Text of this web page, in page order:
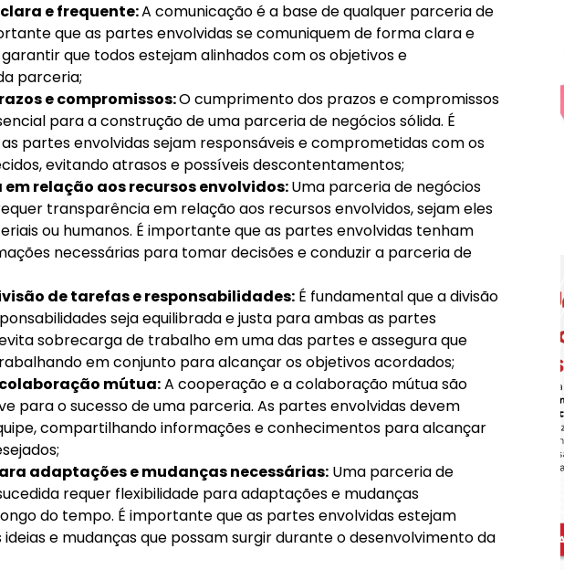
e frequente:A comunicação é a base de qualquer parceria de
que as partes envolvidas se comuniquem de forma clara e
que todos estejam alinhados com os objetivos e
parceria;
e compromissos:O cumprimento dos prazos e compromissos
para a construção de uma parceria de negócios sólida. É
partes envolvidas sejam responsáveis e comprometidas com os
evitando atrasos e possíveis descontentamentos;
relação aos recursos envolvidos:Uma parceria de negócios
transparência em relação aos recursos envolvidos, sejam eles
ou humanos. É importante que as partes envolvidas tenham
necessárias para tomar decisões e conduzir a parceria de
de tarefas e responsabilidades: É fundamental que a divisão
seja equilibrada e justa para ambas as partes
sobrecarga de trabalho em uma das partes e assegura que
em conjunto para alcançar os objetivos acordados;
mútua:A cooperação e a colaboração mútua são
para o sucesso de uma parceria. As partes envolvidas devem
compartilhando informações e conhecimentos para alcançar
adaptações e mudanças necessárias: Uma parceria de
requer flexibilidade para adaptações e mudanças
do tempo. É importante que as partes envolvidas estejam
e mudanças que possam surgir durante o desenvolvimento da